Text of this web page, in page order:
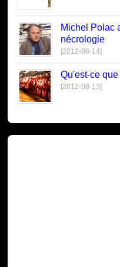
Michel Polac
nécrologie
[2012-08-14]
Qu'est-ce que
[2012-08-13]